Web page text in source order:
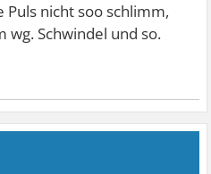
nicht soo schlimm,
wg. Schwindel und so.